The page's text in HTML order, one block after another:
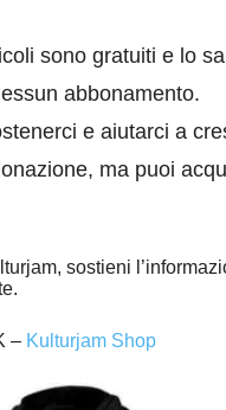
sono gratuiti e lo
abbonamento.
e aiutarci a
ma puoi
sostieni
– Kulturjam Shop